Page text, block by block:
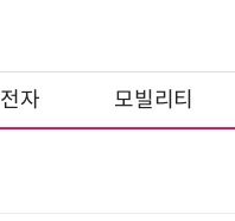
전자 모빌리티